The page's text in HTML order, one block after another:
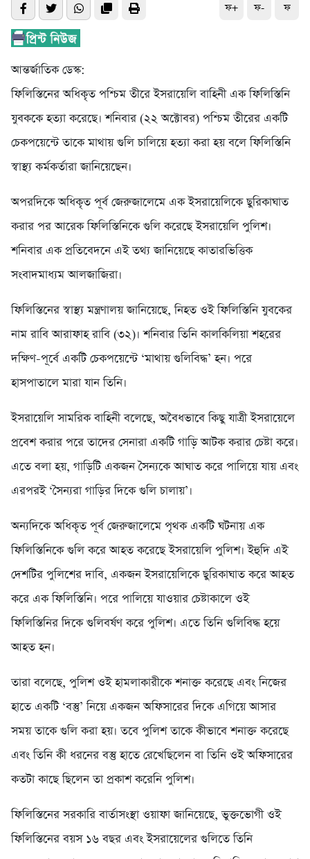
ফ+ ফ- ফ
আন্তর্জাতিক ডেস্ক:
ফিলিস্তিনের অধিকৃত পশ্চিম তীরে ইসরায়েলি বাহিনী এক ফিলিস্তিনি
যুবককে হত্যা করেছে। শনিবার (২২ অক্টোবর) পশ্চিম তীরের একটি
চেকপয়েন্টে তাকে মাথায় গুলি চালিয়ে হত্যা করা হয় বলে ফিলিস্তিনি
স্বাস্থ্য কর্মকর্তারা জানিয়েছেন।
অপরদিকে অধিকৃত পূর্ব জেরুজালেমে এক ইসরায়েলিকে ছুরিকাঘাত
করার পর আরেক ফিলিস্তিনিকে গুলি করেছে ইসরায়েলি পুলিশ।
শনিবার এক প্রতিবেদনে এই তথ্য জানিয়েছে কাতারভিত্তিক
সংবাদমাধ্যম আলজাজিরা।
ফিলিস্তিনের স্বাস্থ্য মন্ত্রণালয় জানিয়েছে, নিহত ওই ফিলিস্তিনি যুবকের
নাম রাবি আরাফাহ রাবি (৩২)। শনিবার তিনি কালকিলিয়া শহরের
দক্ষিণ-পূর্বে একটি চেকপয়েন্টে ‘মাথায় গুলিবিদ্ধ’ হন। পরে
হাসপাতালে মারা যান তিনি।
ইসরায়েলি সামরিক বাহিনী বলেছে, অবৈধভাবে কিছু যাত্রী ইসরায়েলে
প্রবেশ করার পরে তাদের সেনারা একটি গাড়ি আটক করার চেষ্টা করে।
এতে বলা হয়, গাড়িটি একজন সৈন্যকে আঘাত করে পালিয়ে যায় এবং
এরপরই ‘সৈন্যরা গাড়ির দিকে গুলি চালায়’।
অন্যদিকে অধিকৃত পূর্ব জেরুজালেমে পৃথক একটি ঘটনায় এক
ফিলিস্তিনিকে গুলি করে আহত করেছে ইসরায়েলি পুলিশ। ইহুদি এই
দেশটির পুলিশের দাবি, একজন ইসরায়েলিকে ছুরিকাঘাত করে আহত
করে এক ফিলিস্তিনি। পরে পালিয়ে যাওয়ার চেষ্টাকালে ওই
ফিলিস্তিনির দিকে গুলিবর্ষণ করে পুলিশ। এতে তিনি গুলিবিদ্ধ হয়ে
আহত হন।
তারা বলেছে, পুলিশ ওই হামলাকারীকে শনাক্ত করেছে এবং নিজের
হাতে একটি ‘বস্তু’ নিয়ে একজন অফিসারের দিকে এগিয়ে আসার
সময় তাকে গুলি করা হয়। তবে পুলিশ তাকে কীভাবে শনাক্ত করেছে
এবং তিনি কী ধরনের বস্তু হাতে রেখেছিলেন বা তিনি ওই অফিসারের
কতটা কাছে ছিলেন তা প্রকাশ করেনি পুলিশ।
ফিলিস্তিনের সরকারি বার্তাসংস্থা ওয়াফা জানিয়েছে, ভুক্তভোগী ওই
ফিলিস্তিনের বয়স ১৬ বছর এবং ইসরায়েলের গুলিতে তিনি